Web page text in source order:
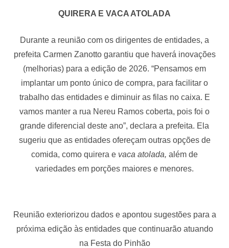
QUIRERA E VACA ATOLADA
Durante a reunião com os dirigentes de entidades, a
prefeita Carmen Zanotto garantiu que haverá inovações
(melhorias) para a edição de 2026. “Pensamos em
implantar um ponto único de compra, para facilitar o
trabalho das entidades e diminuir as filas no caixa. E
vamos manter a rua Nereu Ramos coberta, pois foi o
grande diferencial deste ano”, declara a prefeita. Ela
sugeriu que as entidades ofereçam outras opções de
comida, como quirera e vaca atolada, além de
variedades em porções maiores e menores.
Reunião exteriorizou dados e apontou sugestões para a
próxima edição às entidades que continuarão atuando
na Festa do Pinhão